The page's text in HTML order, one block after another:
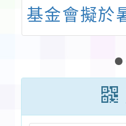
基金會擬於
期間辦理「
國中銜接營
媽的選修課
中生營隊